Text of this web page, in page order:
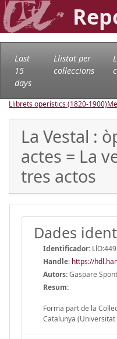
Last
15
days
Llistat per
col·leccions
Llibrets operístics (1820-1900)
La Vestal :
actes = La
tres actos
Dades
Identificador:
Handle: https://
Autors:Gaspare
Resum:
Forma part de la
Catalunya (Universitat